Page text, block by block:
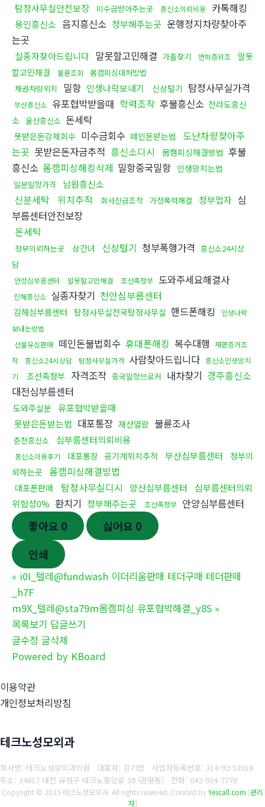
탐정사무실안전보장 미수금받아주는곳 흥신소의뢰비용 카톡해킹
용인흥신소 음지흥신소 청부해주는곳 운행정지차량찾아주
는곳
실종자찾아드립니다 말못할고민해결 가출찾기 면허증위조
말못
할고민해결
불륜조회
몸캠피싱대처방법
채권차량위치
밀항 인생나락보내기 신상털기 탐정사무실가격
부산흥신소 유포협박받을때 학력조작 후불흥신소 전라도흥신
소 울산흥신소 돈세탁
못받은돈강제회수 미수금회수 떼인돈받는법
도난차량찾아주
는곳 못받은돈자금추적 흥신소디시 몸캠피싱해결방법 후불
흥신소 몸캠피싱해킹삭제 밀항중국밀항 인생망치는법
일본밀항가격 남원흥신소
신분세탁 위치추적 회사진급조작 가정폭력해결 청부업자 심
부름센터안전보장
돈세탁
청부의뢰하는곳 상간녀 신상털기 청부폭행가격 흥신소24시상
담
안성심부름센터 말못할고민해결 조선족청부 도와주세요해결사
진해흥신소 실종자찾기 천안심부름센터
김해심부름센터 탐정사무실전국탐정사무실 핸드폰해킹
인생나락
보내는방법
선불유심판매 떼인돈불법회수 휴대폰해킹 복수대행 재판증거조
작
흥신소24시상담 탐정사무실가격 사람찾아드립니다 흥신소인생망치
기
조선족청부 자격조작 중국밀항브로커 내차찾기 경주흥신소
대전심부름센터
도와주실분 유포협박받을때
못받은돈받는법 대포통장 재산열람 불륜조사
춘천흥신소 심부름센터의뢰비용
흥신소이용후기 대포통장 공기계위치추적 부산심부름센터
청부의
뢰하는곳
몸캠피싱해결방법
대포폰판매 탐정사무실디시 양산심부름센터
심부름센터의뢰
위험성0% 환치기 청부해주는곳 조선족청부 안양심부름센터
좋아요 0 싫어요 0
인쇄
« i0I_텔레@fundwash 이더리움판매 테더구매 테더판매
_h7F
m9X_텔레@sta79m몸캠피싱 유포협박해결_y8S »
목록보기 답글쓰기
글수정 글삭제
Powered by KBoard
이용약관
개인정보처리방침
테크노성모외과
회사명: 테크노성모외과의원 대표자: 김기범 사업자등록번호: 314-92-53018
주소: 34017 대전 유성구 테크노중앙로 38 (관평동) 전화: 042-934-7770
Copyright © 2025 테크노성모외과. All rights reserved. Created byYescall.com [관리
자]